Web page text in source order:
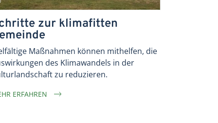
zur klimafitten
Maßnahmen können mithelfen, die
des Klimawandels in der
zu reduzieren.
ERFAHREN